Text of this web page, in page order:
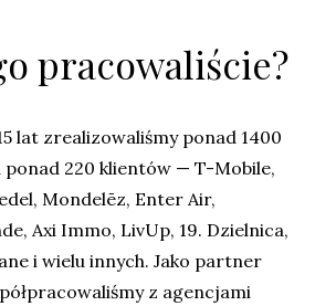
pracowaliście?
lat zrealizowaliśmy ponad 1400
220 klientów — T-Mobile,
Mondelēz, Enter Air,
Axi Immo, LivUp, 19. Dzielnica,
i wielu innych. Jako partner
z agencjami